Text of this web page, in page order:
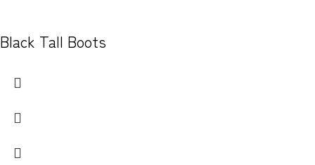
Black Tall Boots